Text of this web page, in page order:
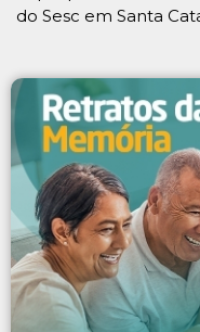
do Sesc em Santa